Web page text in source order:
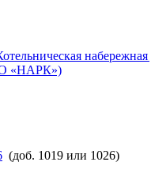
набережная
«НАРК»)
(доб. 1019 или 1026)